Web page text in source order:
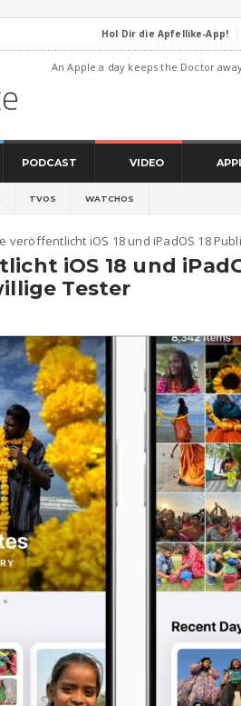
Hol Dir die Apfellike-App!
An Apple a day keeps the Doctor
PODCAST VIDEO
TVOS WATCHOS
veröffentlicht iOS 18 und iPadOS 18
iOS 18 und
Tester